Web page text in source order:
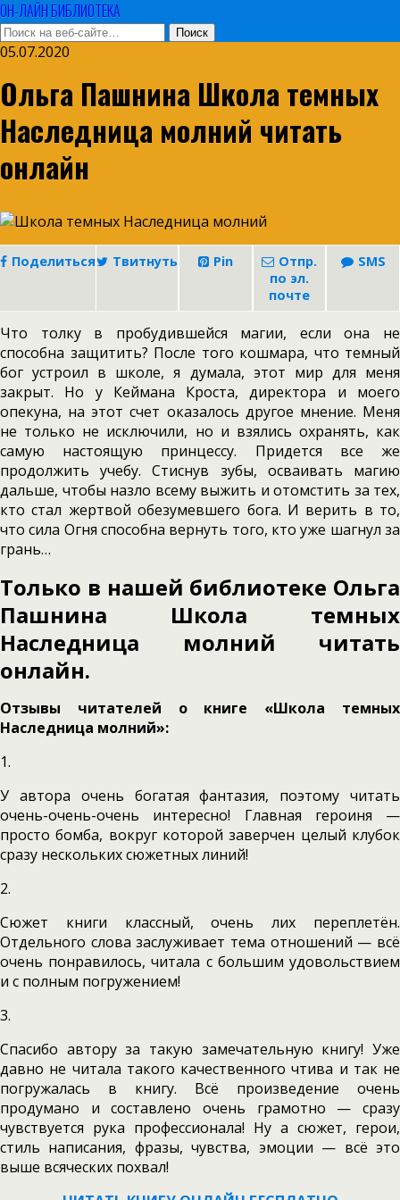
ОН-ЛАЙН БИБЛИОТЕКА
05.07.2020
Ольга Пашнина Школа темных
Наследница молний читать
онлайн
Поделиться Твитнуть Pin
Отпр.
по эл.
почте
SMS
Что толку в пробудившейся магии, если она не
способна защитить? После того кошмара, что темный
бог устроил в школе, я думала, этот мир для меня
закрыт. Но у Кеймана Кроста, директора и моего
опекуна, на этот счет оказалось другое мнение. Меня
не только не исключили, но и взялись охранять, как
самую настоящую принцессу. Придется все же
продолжить учебу. Стиснув зубы, осваивать магию
дальше, чтобы назло всему выжить и отомстить за тех,
кто стал жертвой обезумевшего бога. И верить в то,
что сила Огня способна вернуть того, кто уже шагнул за
грань…
Только в нашей библиотеке Ольга
Пашнина Школа темных
Наследница молний читать
онлайн.
Отзывы читателей о книге «Школа темных
Наследница молний»:
1.
У автора очень богатая фантазия, поэтому читать
очень-очень-очень интересно! Главная героиня —
просто бомба, вокруг которой заверчен целый клубок
сразу нескольких сюжетных линий!
2.
Сюжет книги классный, очень лих переплетён.
Отдельного слова заслуживает тема отношений — всё
очень понравилось, читала с большим удовольствием
и с полным погружением!
3.
Спасибо автору за такую замечательную книгу! Уже
давно не читала такого качественного чтива и так не
погружалась в книгу. Всё произведение очень
продумано и составлено очень грамотно — сразу
чувствуется рука профессионала! Ну а сюжет, герои,
стиль написания, фразы, чувства, эмоции — всё это
выше всяческих похвал!